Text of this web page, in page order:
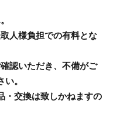
人様負担での有料とな
認いただき、不備がご
。
・交換は致しかねますの